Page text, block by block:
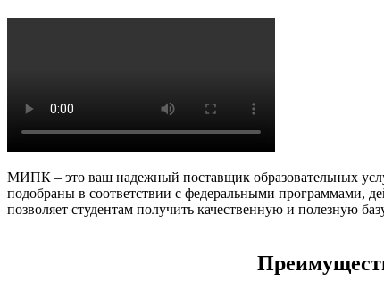
МИПК – это ваш надежный поставщик образовательных
подобраны в соответствии с федеральными программами,
позволяет студентам получить качественную и полезную